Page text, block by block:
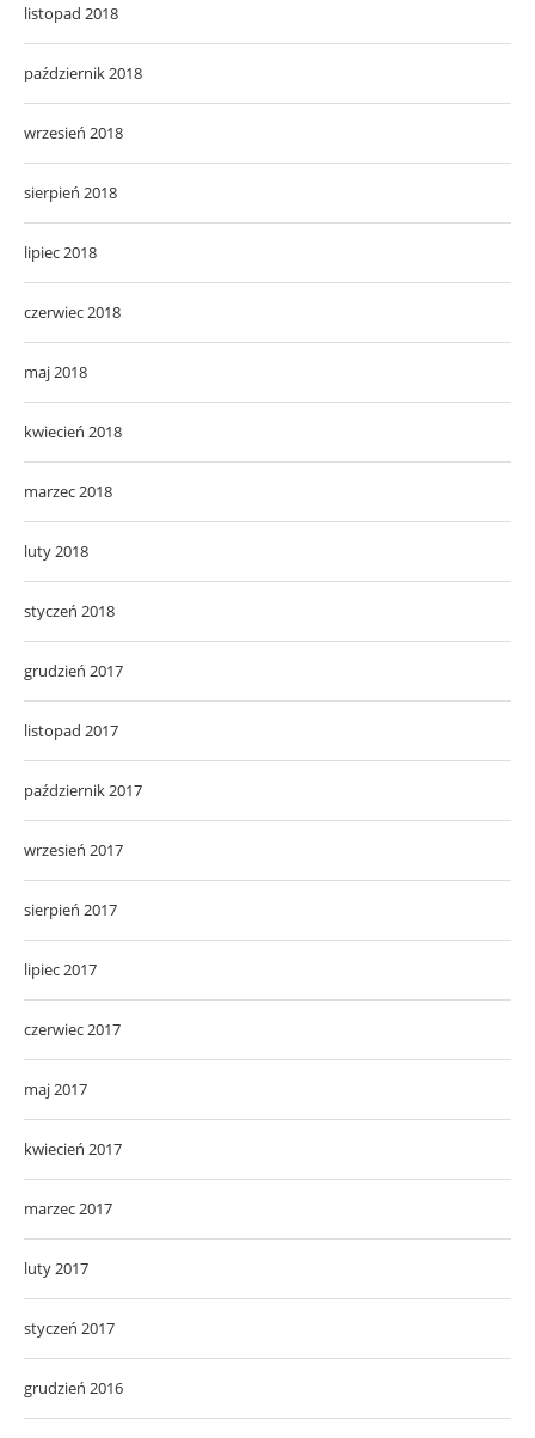
listopad 2018
październik 2018
wrzesień 2018
sierpień 2018
lipiec 2018
czerwiec 2018
maj 2018
kwiecień 2018
marzec 2018
luty 2018
styczeń 2018
grudzień 2017
listopad 2017
październik 2017
wrzesień 2017
sierpień 2017
lipiec 2017
czerwiec 2017
maj 2017
kwiecień 2017
marzec 2017
luty 2017
styczeń 2017
grudzień 2016